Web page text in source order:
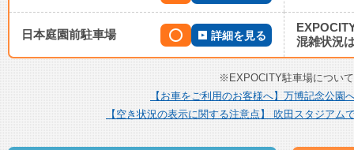
日本庭園前駐車場 詳細を見る
混雑状況
※EXPOCITY駐車場につい
【お車をご利用のお客様へ】万博記念公
【空き状況の表示に関する注意点】 吹田スタジア